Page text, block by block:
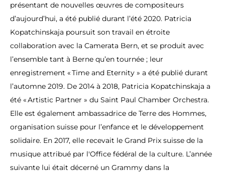
présentant de nouvelles œuvres de compositeurs
d’aujourd’hui, a été publié durant l’été 2020. Patricia
Kopatchinskaja poursuit son travail en étroite
collaboration avec la Camerata Bern, et se produit avec
l’ensemble tant à Berne qu’en tournée ; leur
enregistrement « Time and Eternity » a été publié durant
l’automne 2019. De 2014 à 2018, Patricia Kopatchinskaja a
été « Artistic Partner » du Saint Paul Chamber Orchestra.
Elle est également ambassadrice de Terre des Hommes,
organisation suisse pour l’enfance et le développement
solidaire. En 2017, elle recevait le Grand Prix suisse de la
musique attribué par l'Office fédéral de la culture. L’année
suivante lui était décerné un Grammy dans la